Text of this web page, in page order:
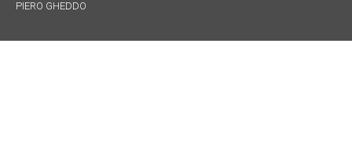
PIERO GHEDDO